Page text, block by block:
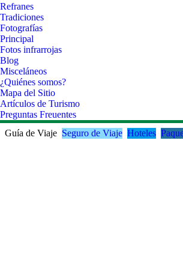
Refranes
Tradiciones
Fotografías
Principal
Fotos infrarrojas
Blog
Misceláneos
¿Quiénes somos?
Mapa del Sitio
Artículos de Turismo
Preguntas Freuentes
Guía de Viaje Seguro de Viaje Hoteles